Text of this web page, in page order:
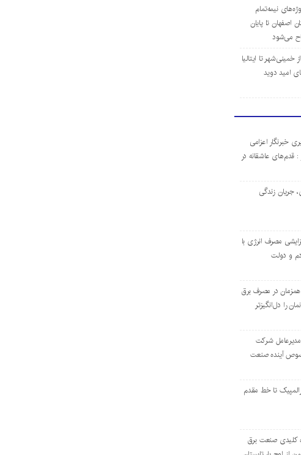
نیمه‌تمام
اصفهان تا پایان
می‌شود
تا ایتالیا
امید دوید
خبرنگار اعزامی
: قدم‌های عاشقانه در
جریان زندگی
مصرف انرژی با
و دولت
در مصرف برق
را دل‌انگیزتر
شرکت
آینده صنعت
تا خط مقدم
کلیدی صنعت برق